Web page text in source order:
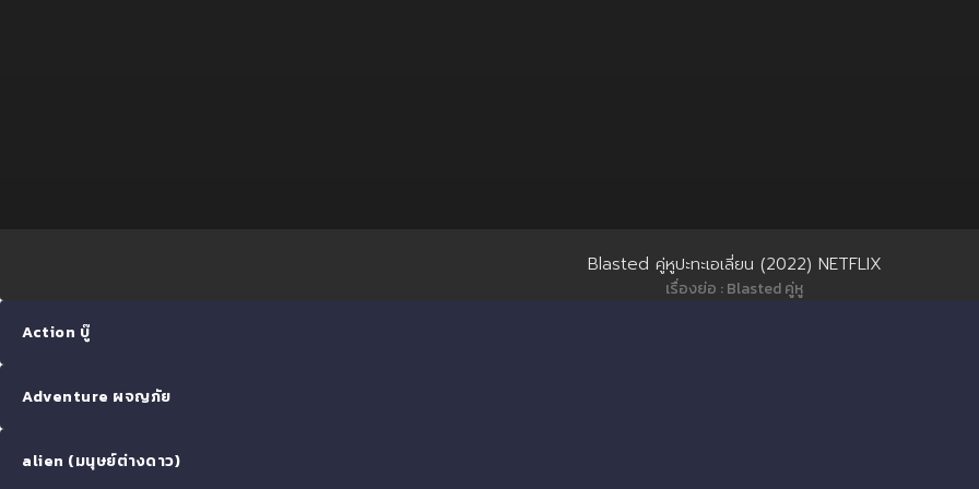
Blasted คู่หูปะทะเอเลี่ยน (2022) NETFLIX
เรื่องย่อ : Blasted คู่หู
Action บู๊
Adventure ผจญภัย
alien (มนุษย์ต่างดาว)